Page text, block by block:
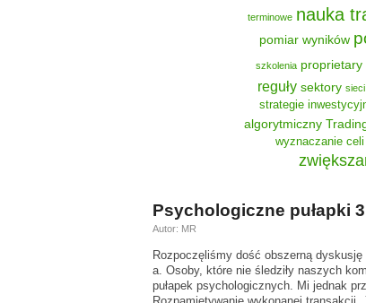
terminowe nauka
pomiar wyników
szkolenia proprietary
reguły sektory
strategie
algorytmiczny
wyznaczanie celi
Psychologiczne pułapki 3
Autor: MR
Rozpoczęliśmy dość obszerną dyskusję
a. Osoby, które nie śledziły naszych
pułapek psychologicznych. Mi jednak